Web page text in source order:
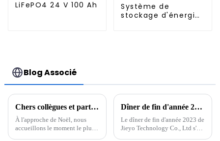
LiFePO4 24 V 100 Ah
Système de
stockage d'énergie
Blog Associé
Chers collègues et partenaires
À l'approche de Noël, nous
accueillons le moment le plus
Dîner de fin d'année 2023 de Jieyo Technology Co., Ltd.
Le dîner de fin d'année 2023 de
Jieyo Technology Co., Ltd s'est